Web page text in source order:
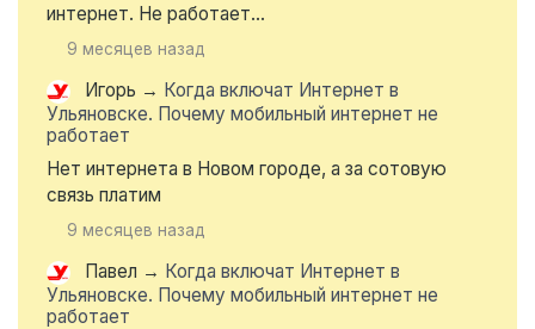
интернет. Не работает...
9 месяцев назад
Игорь → Когда включат Интернет в
Ульяновске. Почему мобильный интернет не
работает
Нет интернета в Новом городе, а за сотовую
связь платим
9 месяцев назад
Павел → Когда включат Интернет в
Ульяновске. Почему мобильный интернет не
работает